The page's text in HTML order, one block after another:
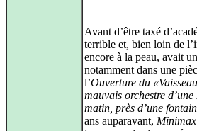
Avant d’être taxé
terrible et, bien loin de
encore à la peau, avait
notamment dans une
l’Ouverture du
mauvais orchestre
matin, près d’une
ans auparavant, Minimax